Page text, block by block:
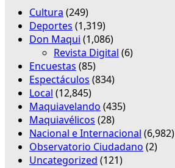
Cultura (249)
Deportes (1,319)
Don Maqui (1,086)
Revista Digital (6)
Encuestas (85)
Espectáculos (834)
Local (12,845)
Maquiavelando (435)
Maquiavélicos (28)
Nacional e Internacional (6,982)
Observatorio Ciudadano (2)
Uncategorized (121)